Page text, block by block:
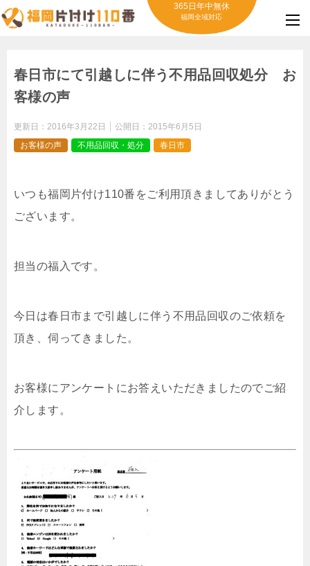
365日年中無休
福岡全域対応
春日市にて引越しに伴う不用品回収処分 お
客様の声
更新日： 2016年3月22日 公開日： 2015年6月5日
お客様の声
不用品回収・処分 春日市
いつも福岡片付け110番をご利用頂きましてありがとう
ございます。
担当の福入です。
今日は春日市まで引越しに伴う不用品回収のご依頼を
頂き、伺ってきました。
お客様にアンケートにお答えいただきましたのでご紹
介します。